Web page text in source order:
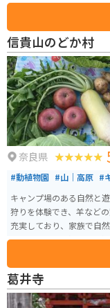
ンがあります。また、金
バイクで訪れる場合は、
スがあります。金剛山は
リングにもおすすめです
はしっかりとしていきましょう。 道の駅 ちはやあかさか周
谷など、自然豊かな景色
代の武将・楠木正成ゆか
信貴山のどか村
奈良県
#動植物園 #山｜高原 #
キャンプ場のある自然と
狩りを体験でき、羊など
充実しており、家族で自
り、1日いても飽きずに楽
葛井寺